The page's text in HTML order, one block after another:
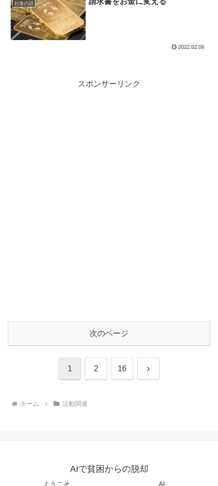
お金の話
2022.02.06
スポンサーリンク
次のページ
1 2 16 次
ホーム 活動関連
AIで貧困からの脱却
ようこそ AI